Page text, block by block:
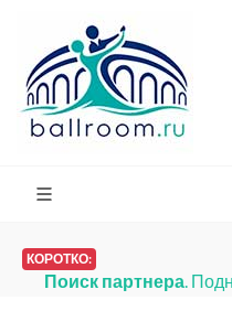
КОРОТКО:
Поиск партнера.